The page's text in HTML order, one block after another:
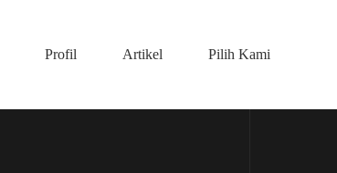
Profil Artikel Pilih Kami